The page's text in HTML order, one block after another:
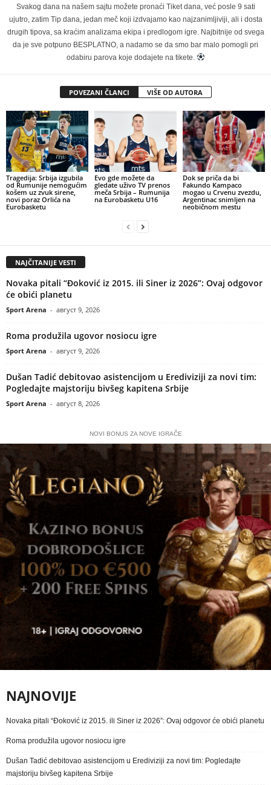
Svakog dana na našem sajtu možete pronaći Tiket dana, već posle 9 sati
ujutro, zatim Tip dana, jedan meč koji izdvajamo kao najzanimljiviji, ali i dosta
drugih tipova, sa kraćim analizama ekipa i predlogom igre. Najbitnije od svega
da je sve potpuno BESPLATNO, a nadamo se da smo bar malo pomogli pri
odabiru parova koje dodajete na tikete.
POVEZANI ČLANCI VIŠE OD AUTORA
Tragedija: Srbija izgubila
od Rumunije nemogućim
košem uz zvuk sirene,
novi poraz Orlića na
Eurobasketu
Evo gde možete da
gledate uživo TV prenos
meča Srbija – Rumunija
na Eurobasketu U16
Dok se priča da bi
Fakundo Kampaco
mogao u Crvenu zvezdu,
Argentinac snimljen na
neobičnom mestu
NAJČITANIJE VESTI
Novaka pitali “Đoković iz 2015. ili Siner iz 2026”: Ovaj odgovor
će obići planetu
Sport Arena - август 9, 2026
Roma produžila ugovor nosiocu igre
Sport Arena - август 9, 2026
Dušan Tadić debitovao asistencijom u Erediviziji za novi tim:
Pogledajte majstoriju bivšeg kapitena Srbije
Sport Arena - август 8, 2026
NOVI BONUS ZA NOVE IGRAČE
NAJNOVIJE
Novaka pitali “Đoković iz 2015. ili Siner iz 2026”: Ovaj odgovor će obići planetu
Roma produžila ugovor nosiocu igre
Dušan Tadić debitovao asistencijom u Erediviziji za novi tim: Pogledajte
majstoriju bivšeg kapitena Srbije